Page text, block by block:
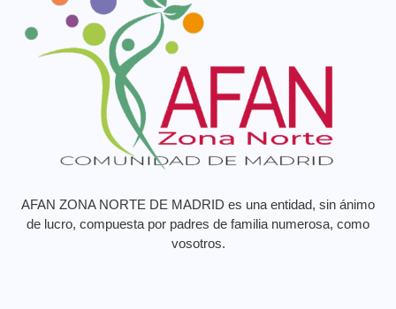
AFAN ZONA NORTE DE MADRID es una entidad, sin ánimo
de lucro, compuesta por padres de familia numerosa, como
vosotros.